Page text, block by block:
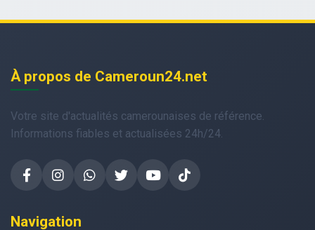
À propos de Cameroun24.net
Votre site d'actualités camerounaises de référence.
Informations fiables et actualisées 24h/24.
Navigation